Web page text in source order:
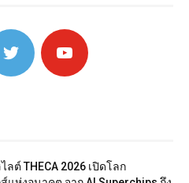
ลต์ THECA 2026 เปิดโลก